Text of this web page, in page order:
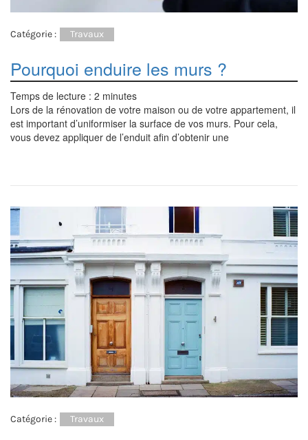
Catégorie : Travaux
Pourquoi enduire les murs ?
Temps de lecture : 2 minutes
Lors de la rénovation de votre maison ou de votre appartement, il
est important d’uniformiser la surface de vos murs. Pour cela,
vous devez appliquer de l’enduit afin d’obtenir une
Catégorie : Travaux